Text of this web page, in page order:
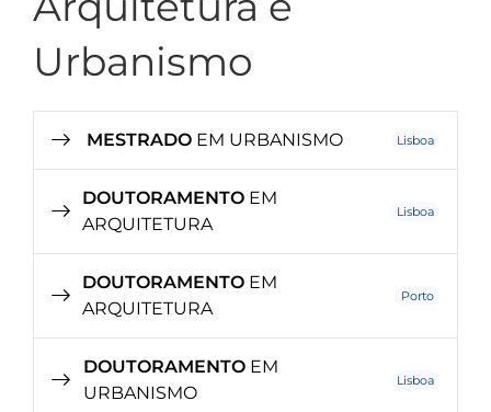
Urbanismo
MESTRADO EM URBANISMO Lisboa
DOUTORAMENTOEM
ARQUITETURA
Lisboa
DOUTORAMENTO EM
ARQUITETURA
Porto
DOUTORAMENTO EM
URBANISMO
Lisboa